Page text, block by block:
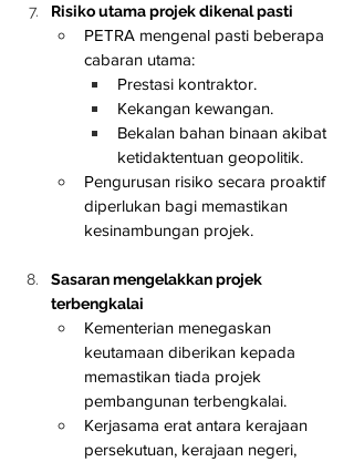
Risiko utama projek dikenal pasti
PETRA mengenal pasti beberapa
cabaran utama:
Prestasi kontraktor.
Kekangan kewangan.
Bekalan bahan binaan akibat
ketidaktentuan geopolitik.
Pengurusan risiko secara proaktif
diperlukan bagi memastikan
kesinambungan projek.
Sasaran mengelakkan projek
terbengkalai
Kementerian menegaskan
keutamaan diberikan kepada
memastikan tiada projek
pembangunan terbengkalai.
Kerjasama erat antara kerajaan
persekutuan, kerajaan negeri,